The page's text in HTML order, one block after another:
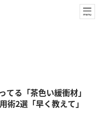
る「茶色い緩衝材」
術2選「早く教えて」